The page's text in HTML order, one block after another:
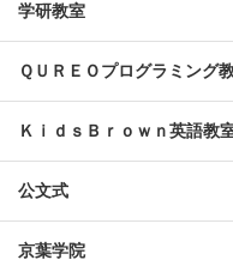
学研教室
ＱＵＲＥＯプログラミング
ＫｉｄｓＢｒｏｗｎ英語教
公文式
京葉学院